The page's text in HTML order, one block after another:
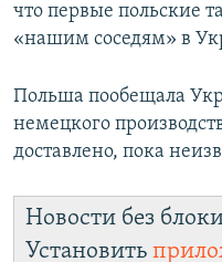
что первые польские
«нашим соседям» в
Польша пообещала
немецкого
доставлено, пока
Новости без
Установить